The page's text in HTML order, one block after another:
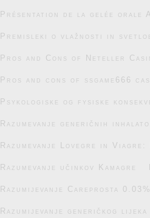
Présentation de la gelée orale
Premisleki o vlažnosti in
Pros and Cons of Neteller
Pros and cons of ssgame666
Psykologiske og fysiske
Razumevanje generičnih
Razumevanje Lovegre in Viagre:
Razumevanje učinkov Kamagre
Razumijevanje Careprosta
Razumijevanje generičkog